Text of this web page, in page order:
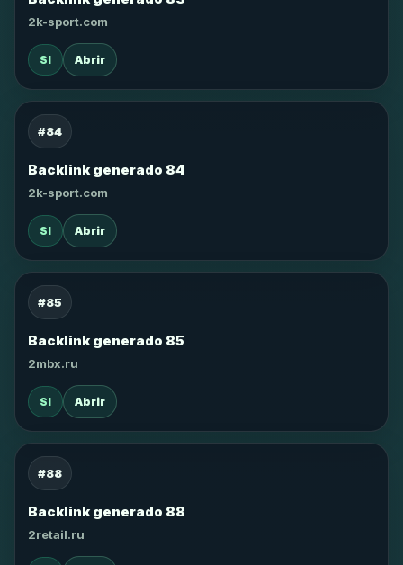
2k-sport.com
SI Abrir
#84
Backlink generado 84
2k-sport.com
SI Abrir
#85
Backlink generado 85
2mbx.ru
SI Abrir
#88
Backlink generado 88
2retail.ru